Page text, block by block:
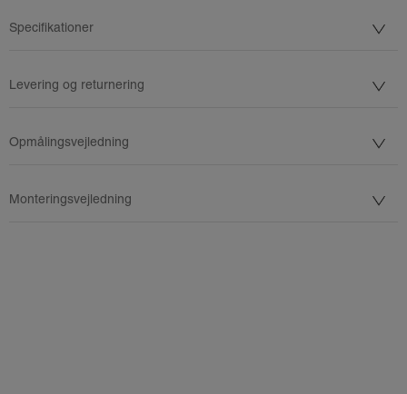
Specifikationer
Levering og returnering
Opmålingsvejledning
Monteringsvejledning